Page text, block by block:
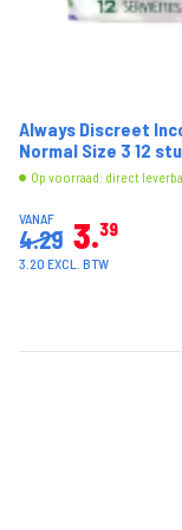
Always Discreet
Normal Size 3 12
Op voorraad: direct
VANAF
4.29 3 39
3.20 EXCL. BTW